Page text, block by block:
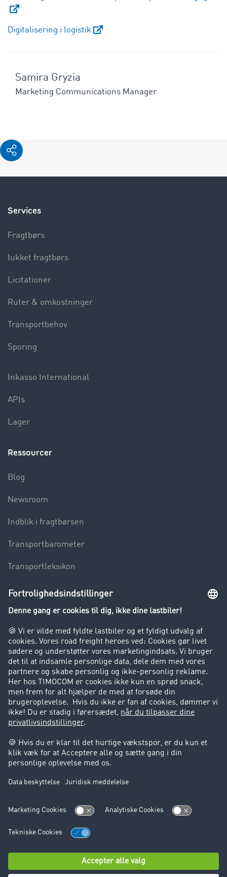
Digitalisering i logistik
Samira Gryzia
Marketing Communications Manager
Services
Fragtbørs
lukket fragtbørs
Licitationer
Ruter & omkostninger
Transportbehov
Sporing
Inkasso International
APIs
Lager
Ressourcer
Blog
Newsroom
Indblik i fragtbørsen
Transportbarometer
Transportleksikon
Lastbilkørsel forbudt
Kunder hverver kunder
Success Stories
Support
Support
Juridiske forhold
Kolofon
Brugerbetingelser